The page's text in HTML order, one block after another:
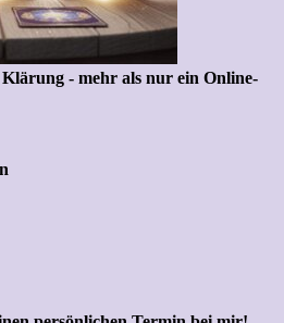
- mehr als nur ein Online-